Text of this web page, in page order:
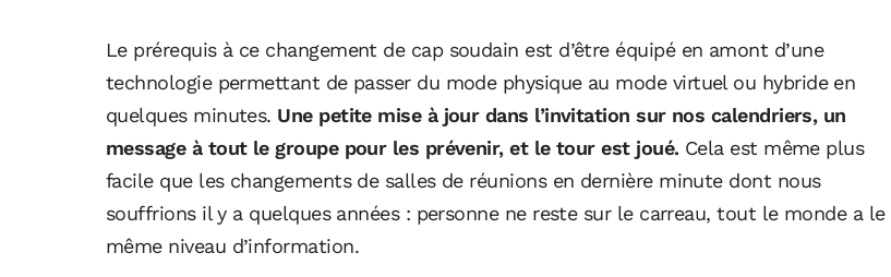
Le prérequis à ce changement de cap soudain est d’être équipé en amont d’une
technologie permettant de passer du mode physique au mode virtuel ou hybride en
quelques minutes. Une petite mise à jour dans l’invitation sur nos calendriers, un
message à tout le groupe pour les prévenir, et le tour est joué. Cela est même plus
facile que les changements de salles de réunions en dernière minute dont nous
souffrions il y a quelques années : personne ne reste sur le carreau, tout le monde a le
même niveau d’information.